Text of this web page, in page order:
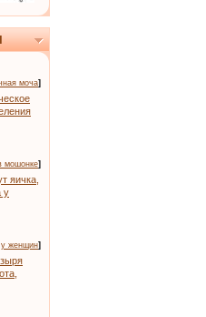
моча]
мошонке]
яичка,
у
у женщин]